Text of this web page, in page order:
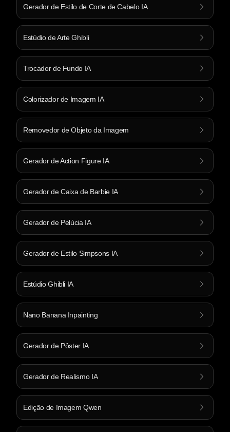
Gerador de Estilo de Corte de Cabelo IA
Estúdio de Arte Ghibli
Trocador de Fundo IA
Colorizador de Imagem IA
Removedor de Objeto da Imagem
Gerador de Action Figure IA
Gerador de Caixa de Barbie IA
Gerador de Pelúcia IA
Gerador de Estilo Simpsons IA
Estúdio Ghibli IA
Nano Banana Inpainting
Gerador de Pôster IA
Gerador de Realismo IA
Edição de Imagem Qwen